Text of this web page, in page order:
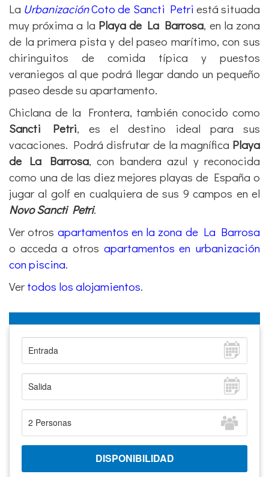
La UrbanizaciónCoto de Sancti Petri está situada
muy próxima a la Playa de La Barrosa, en la zona
de la primera pista y del paseo marítimo, con sus
chiringuitos de comida típica y puestos
veraniegos al que podrá llegar dando un pequeño
paseo desde su apartamento.
Chiclana de la Frontera, también conocido como
Sancti Petri, es el destino ideal para sus
vacaciones. Podrá disfrutar de la magnífica Playa
de La Barrosa, con bandera azul y reconocida
como una de las diez mejores playas de España o
jugar al golf en cualquiera de sus 9 campos en el
Novo Sancti Petri.
Ver otros apartamentos en la zona de La Barrosa
o acceda a otros apartamentos en urbanización
con piscina.
Ver todos los alojamientos.